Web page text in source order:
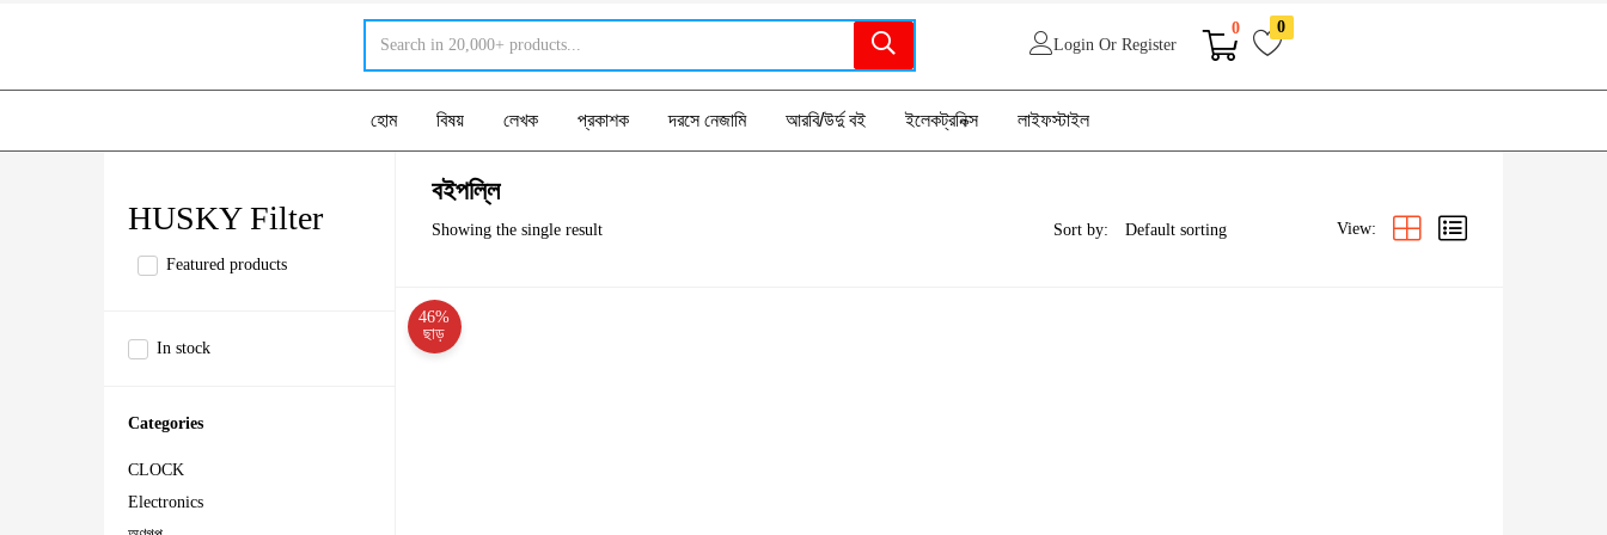
Login Or Register
0 0
হোম বিষয় লেখক প্রকাশক দরসে নেজামি আরবি/উর্দু বই ইলেকট্রনিক্স লাইফস্টাইল
HUSKY Filter
Featured products
In stock
Categories
CLOCK
Electronics
বইপল্লি
Showing the single result Sort by: View:
46%
ছাড়